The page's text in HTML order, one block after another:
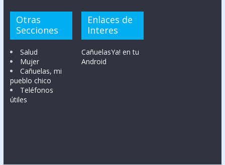
Otras
Secciones
Salud
Mujer
Cañuelas, mi
pueblo chico
Teléfonos
útiles
Enlaces de
Interes
CañuelasYa! en tu
Android